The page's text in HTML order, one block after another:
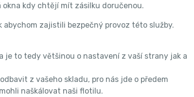
kdy chtějí mít zásilku doručenou.
zajistili bezpečný provoz této služby.
je to tedy většinou o nastavení z vaší strany jak a
z vašeho skladu, pro nás jde o předem
naškálovat naši flotilu.